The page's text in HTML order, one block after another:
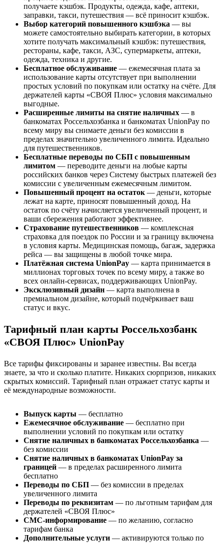
получаете кэшбэк. Продукты, одежда, кафе, аптеки,
заправки, такси, путешествия — всё приносит кэшбэк.
Выбор категорий повышенного кэшбэка — вы
можете самостоятельно выбирать категории, в которых
хотите получать максимальный кэшбэк: путешествия,
рестораны, кафе, такси, АЗС, супермаркеты, аптеки,
одежда, техника и другие.
Бесплатное обслуживание — ежемесячная плата за
использование карты отсутствует при выполнении
простых условий по покупкам или остатку на счёте. Для
держателей карты «СВОЯ Плюс» условия максимально
выгодные.
Расширенные лимиты на снятие наличных — в
банкоматах Россельхозбанка и банкоматах UnionPay по
всему миру вы снимаете деньги без комиссии в
пределах значительно увеличенного лимита. Идеально
для путешественников.
Бесплатные переводы по СБП с повышенным
лимитом — переводите деньги на любые карты
российских банков через Систему быстрых платежей без
комиссии с увеличенным ежемесячным лимитом.
Повышенный процент на остаток— деньги, которые
лежат на карте, приносят повышенный доход. На
остаток по счёту начисляется увеличенный процент, и
ваши сбережения работают эффективнее.
Страхование путешественников — комплексная
страховка для поездок по России и за границу включена
в условия карты. Медицинская помощь, багаж, задержка
рейса — вы защищены в любой точке мира.
Платёжная система UnionPay — карта принимается в
миллионах торговых точек по всему миру, а также во
всех онлайн-сервисах, поддерживающих UnionPay.
Эксклюзивный дизайн — карта выполнена в
премиальном дизайне, который подчёркивает ваш
статус и вкус.
Тарифный план карты Россельхозбанк
«СВОЯ Плюс» UnionPay
Все тарифы фиксированы и заранее известны. Вы всегда
знаете, за что и сколько платите. Никаких сюрпризов, никаких
скрытых комиссий. Тарифный план отражает статус карты и
её международные возможности.
Выпуск карты — бесплатно
Ежемесячное обслуживание — бесплатно при
выполнении условий по покупкам или остатку
Снятие наличных в банкоматах Россельхозбанка —
без комиссии
Снятие наличных в банкоматах UnionPay за
границей — в пределах расширенного лимита
бесплатно
Переводы по СБП — без комиссии в пределах
увеличенного лимита
Переводы по реквизитам — по льготным тарифам для
держателей «СВОЯ Плюс»
СМС-информирование — по желанию, согласно
тарифам банка
Дополнительные услуги — активируются только по